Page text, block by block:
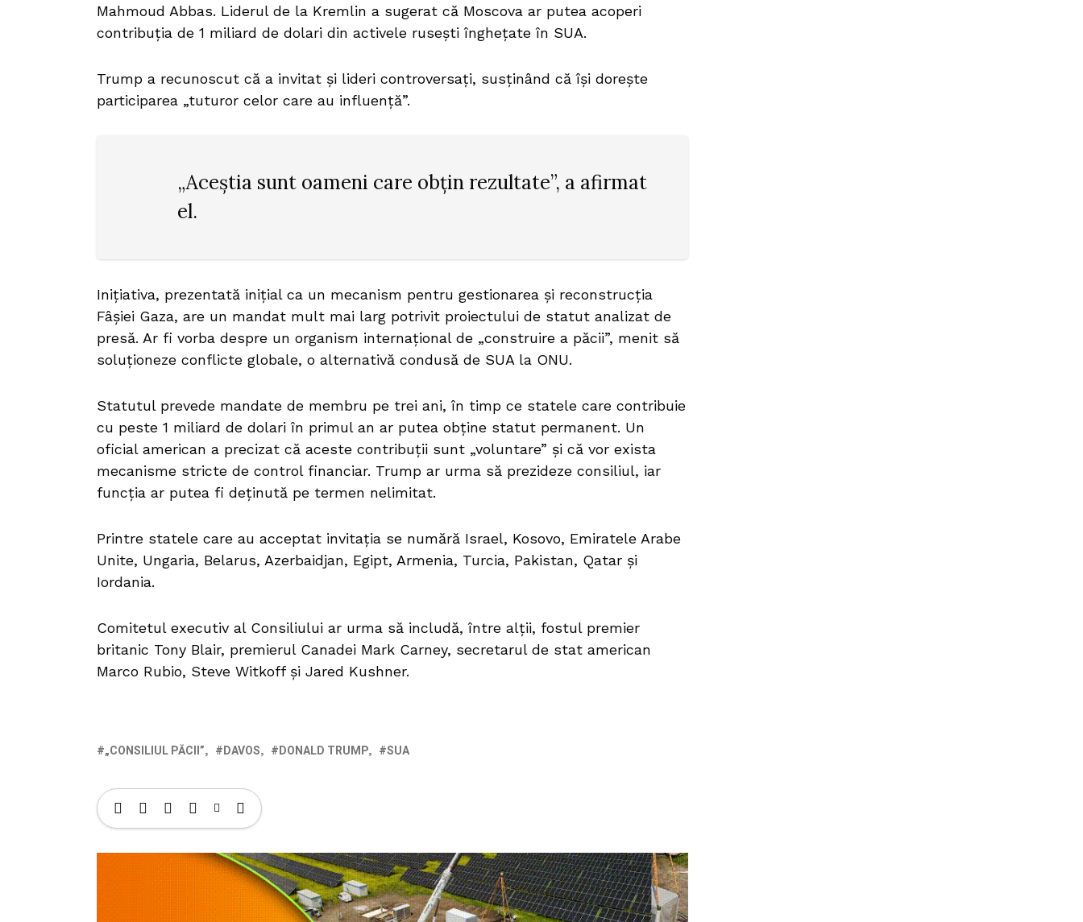
Mahmoud Abbas. Liderul de la Kremlin a sugerat că Moscova ar putea acoperi
contribuția de 1 miliard de dolari din activele rusești înghețate în SUA.
Trump a recunoscut că a invitat și lideri controversați, susținând că își dorește
participarea „tuturor celor care au influență”.
„Aceștia sunt oameni care obțin rezultate”, a afirmat
el.
Inițiativa, prezentată inițial ca un mecanism pentru gestionarea și reconstrucția
Fâșiei Gaza, are un mandat mult mai larg potrivit proiectului de statut analizat de
presă. Ar fi vorba despre un organism internațional de „construire a păcii”, menit să
soluționeze conflicte globale, o alternativă condusă de SUA la ONU.
Statutul prevede mandate de membru pe trei ani, în timp ce statele care contribuie
cu peste 1 miliard de dolari în primul an ar putea obține statut permanent. Un
oficial american a precizat că aceste contribuții sunt „voluntare” și că vor exista
mecanisme stricte de control financiar. Trump ar urma să prezideze consiliul, iar
funcția ar putea fi deținută pe termen nelimitat.
Printre statele care au acceptat invitația se numără Israel, Kosovo, Emiratele Arabe
Unite, Ungaria, Belarus, Azerbaidjan, Egipt, Armenia, Turcia, Pakistan, Qatar și
Iordania.
Comitetul executiv al Consiliului ar urma să includă, între alții, fostul premier
britanic Tony Blair, premierul Canadei Mark Carney, secretarul de stat american
Marco Rubio, Steve Witkoff și Jared Kushner.
„CONSILIUL PĂCII” DAVOS DONALD TRUMP SUA